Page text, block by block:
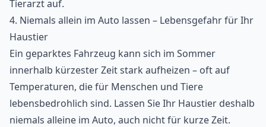
Tierarzt auf.
4. Niemals allein im Auto lassen – Lebensgefahr für Ihr
Haustier
Ein geparktes Fahrzeug kann sich im Sommer
innerhalb kürzester Zeit stark aufheizen – oft auf
Temperaturen, die für Menschen und Tiere
lebensbedrohlich sind. Lassen Sie Ihr Haustier deshalb
niemals alleine im Auto, auch nicht für kurze Zeit.